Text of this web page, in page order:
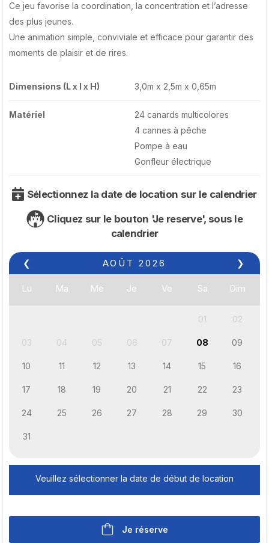
Ce jeu favorise la coordination, la concentration et l’adresse
des plus jeunes.
Une animation simple, conviviale et efficace pour garantir des
moments de plaisir et de rires.
Dimensions (L x l x H) 3,0m x 2,5m x 0,65m
Matériel
24 canards multicolores
4 cannes à pêche
Pompe à eau
Gonfleur électrique
Sélectionnez la date de location sur le calendrier
Cliquez sur le bouton 'Je reserve', sous le
calendrier
❮ ❯
AOÛT 2026
Lu Ma Me Je Ve Sa Dim
01 02
03 04 05 06 07 08 09
10 11 12 13 14 15 16
17 18 19 20 21 22 23
24 25 26 27 28 29 30
31
Veuillez sélectionner la date de début de location
Je réserve